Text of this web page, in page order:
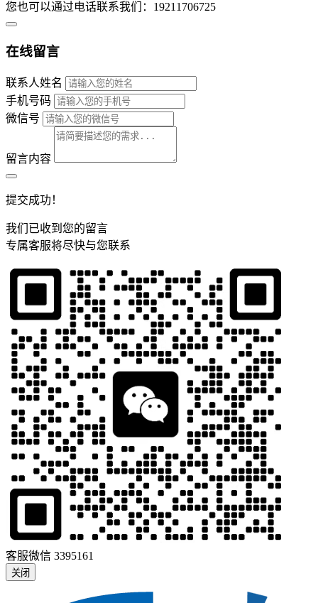
您也可以通过电话联系我们：19211706725
在线留言
联系人姓名
手机号码
微信号
留言内容
提交成功！
我们已收到您的留言
专属客服将尽快与您联系
客服微信 3395161
关闭